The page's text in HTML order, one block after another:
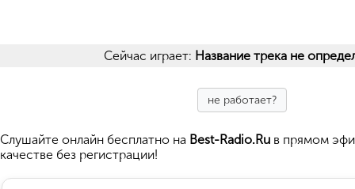
Сейчас играет: Название трека не
не работает?
Cлушайте онлайн бесплатно на Best-Radio.Ru в прямом
качестве без регистрации!